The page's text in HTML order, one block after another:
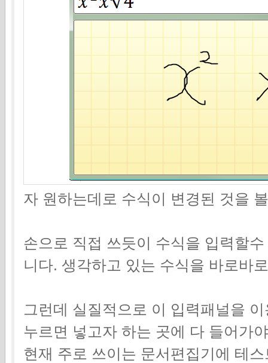
자 원하는데로 수식이 변경된 것을
손으로 직접 쓰듯이 수식을 입력할
니다. 생각하고 있는 수식을 바로바
그런데 실질적으로 이 입력패널을
누르면 넣고자 하는 곳에 다 들어가
현재 주로 쓰이는 문서편집기에 테